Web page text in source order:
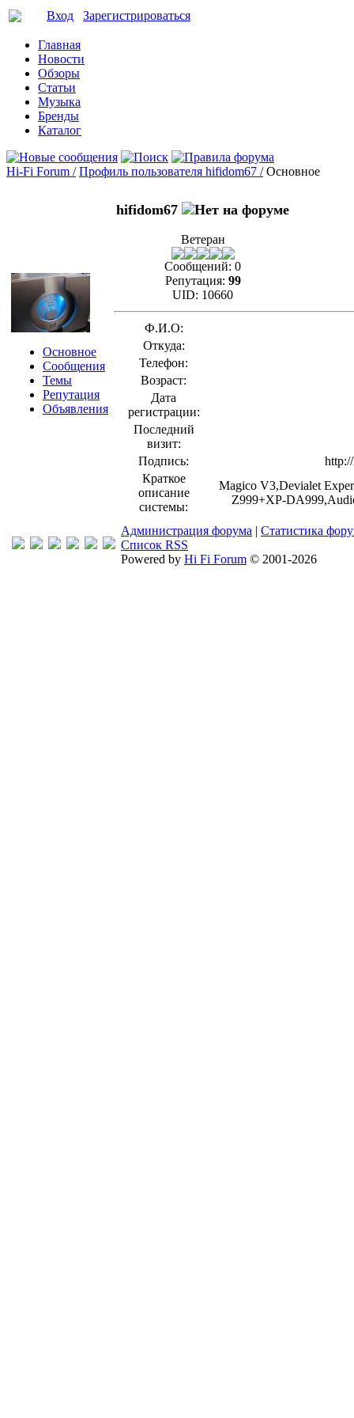
Вход Зарегистрироваться
Главная
Новости
Обзоры
Статьи
Музыка
Бренды
Каталог
Hi-Fi Forum / Профиль пользователя hifidom67 / Основное
Основное
Сообщения
Темы
Репутация
Объявления
hifidom67
Ветеран
Сообщений: 0
Репутация: 99
UID: 10660
Ф.И.О:
Откуда:
Телефон:
Возраст:
Дата
регистрации:
Последний
визит:
Подпись:
Краткое
описание
системы:
Magico V3,Devialet
Z999+XP-
Администрация форума | Статистика
Список RSS
Powered by Hi Fi Forum © 2001-2026